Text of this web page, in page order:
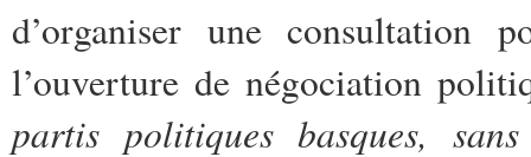
d’organiser une consultation
l’ouverture de négociation
partis politiques basques,